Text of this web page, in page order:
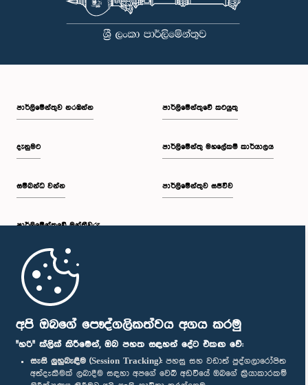
අපි ඔබගේ පෞද්ගලිකත්වය අගය කරමු
"හරි" ක්ලික් කිරීමෙන්, ඔබ පහත සඳහන් දේට එකඟ වේ:
සැසි ලුහුබැඳීම (Session Tracking): පහසු සහ වඩාත් පුද්ගලාරෝපිත
අත්දැකීමක් ලබාදීම සඳහා අපගේ වෙබ් අඩවියේ ඔබගේ ක්‍රියාකාරකම්
පාර්ලි‌මේන්තුව නරඹන්න
දැනුමට
සම්බන්ධ වන්න
පාර්ලි‌මේන්තුවේ මන්ත්‍රීවරු
මුල් පිටුව
පාර්ලිමේන්තුවේ කටයුතු
පාර්ලිමේන්තු මහලේකම් කාර්යාලය
පාර්ලිමේන්තුව සජීවීව
පාර්ලිමේන්තු ජංගම යෙදුම